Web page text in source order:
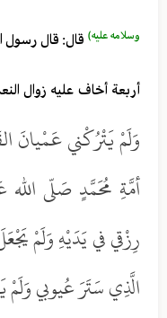
وسلامه عليه) قال: قال رسول
أربعة أخاف عليه زوال
وَلَمْ يَتْرُكْني عَمْيانَ
أمَّةِ مُحَمَّدٍ صَلّى الله
رِزْقي في يَدَيْهِ وَلَمْ
الَّذِي سَتَرَ عُيوبي